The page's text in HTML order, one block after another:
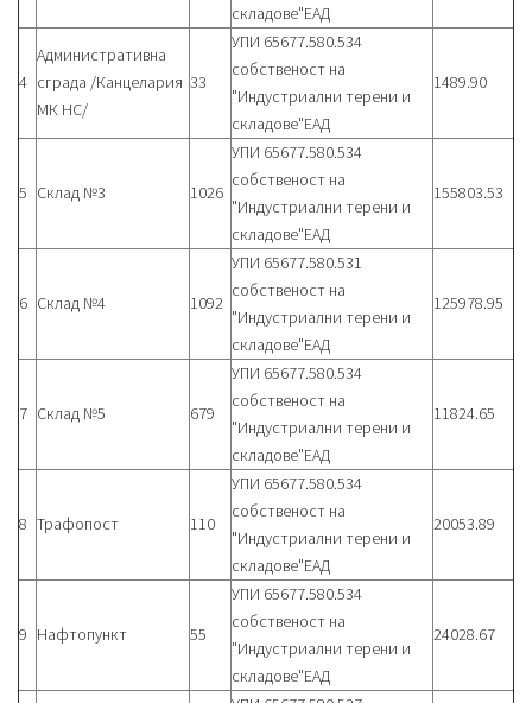
складове"ЕАД
4
Административна
сграда /Канцелария
МК НС/
33
УПИ 65677.580.534
собственост на
"Индустриални терени и
складове"ЕАД
1489.90
5 Склад №3 1026
УПИ 65677.580.534
собственост на
"Индустриални терени и
складове"ЕАД
155803.53
6 Склад №4 1092
УПИ 65677.580.531
собственост на
"Индустриални терени и
складове"ЕАД
125978.95
7 Склад №5 679
УПИ 65677.580.534
собственост на
"Индустриални терени и
складове"ЕАД
11824.65
8 Трафопост 110
УПИ 65677.580.534
собственост на
"Индустриални терени и
складове"ЕАД
20053.89
9 Нафтопункт 55
УПИ 65677.580.534
собственост на
"Индустриални терени и
складове"ЕАД
24028.67